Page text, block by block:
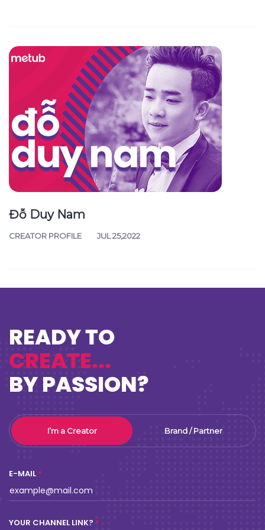
Đỗ Duy Nam
CREATOR PROFILE JUL 25,2022
READY TO
CREATE...
BY PASSION?
I’m a Creator Brand / Partner
E-MAIL
YOUR CHANNEL LINK?